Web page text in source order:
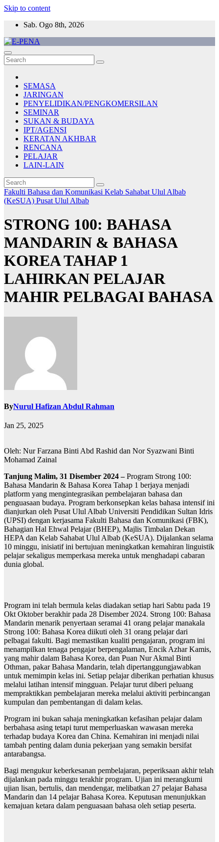
Skip to content
Sab. Ogo 8th, 2026
E-PENA
Berita Digital Terkini
SEMASA
JARINGAN
PENYELIDIKAN/PENGKOMERSILAN
SEMINAR
SUKAN & BUDAYA
IPT/AGENSI
KERATAN AKHBAR
RENCANA
PELAJAR
LAIN-LAIN
Fakulti Bahasa dan Komunikasi Kelab Sahabat Ulul Albab
(KeSUA) Pusat Ulul Albab
STRONG 100: BAHASA
MANDARIN & BAHASA
KOREA TAHAP 1
LAHIRKAN PELAJAR
MAHIR PELBAGAI BAHASA
ByNurul Hafizan Abdul Rahman
Jan 25, 2025
Oleh: Nur Farzana Binti Abd Rashid dan Nor Syazwani Binti
Mohamad Zainal
Tanjung Malim, 31 Disember 2024 –Program Strong 100:
Bahasa Mandarin & Bahasa Korea Tahap 1 berjaya menjadi
platform yang mengintegrasikan pembelajaran bahasa dan
penguasaan budaya. Program berkonsepkan kelas bahasa intensif ini
dianjurkan oleh Pusat Ulul Albab Universiti Pendidikan Sultan Idris
(UPSI) dengan kerjasama Fakulti Bahasa dan Komunikasi (FBK),
Bahagian Hal Ehwal Pelajar (BHEP), Majlis Timbalan Dekan
HEPA dan Kelab Sahabat Ulul Albab (KeSUA). Dijalankan selama
10 minggu, inisiatif ini bertujuan meningkatkan kemahiran linguistik
pelajar sekaligus memperkasa mereka untuk menghadapi cabaran
dunia global.
Program ini telah bermula kelas diadakan setiap hari Sabtu pada 19
Okt Oktober berakhir pada 28 Disember 2024. Strong 100: Bahasa
Mandarin menarik penyertaan seramai 41 orang pelajar manakala
Strong 100: Bahasa Korea diikuti oleh 31 orang pelajar dari
pelbagai fakulti. Bagi memastikan kualiti pengajaran, program ini
menampilkan tenaga pengajar berpengalaman, Encik Azhar Kamis,
yang mahir dalam Bahasa Korea, dan Puan Nur Akmal Binti
Othman, pakar Bahasa Mandarin, telah dipertanggungjawabkan
untuk memimpin kelas ini. Setiap pelajar diberikan perhatian khusus
melalui latihan intensif mingguan. Pelajar turut diberi peluang
mempraktikkan pembelajaran mereka melalui aktiviti perbincangan
kumpulan dan pembentangan di dalam kelas.
Program ini bukan sahaja meningkatkan kefasihan pelajar dalam
berbahasa asing tetapi turut memperluaskan wawasan mereka
terhadap budaya Korea dan China. Kemahiran ini menjadi nilai
tambah penting dalam dunia pekerjaan yang semakin bersifat
antarabangsa.
Bagi mengukur keberkesanan pembelajaran, peperiksaan akhir telah
dijalankan pada minggu terakhir program. Ujian ini merangkumi
ujian lisan, bertulis, dan mendengar, melibatkan 27 pelajar Bahasa
Mandarin dan 14 pelajar Bahasa Korea. Keputusan menunjukkan
kemajuan ketara dalam penguasaan bahasa oleh setiap peserta.